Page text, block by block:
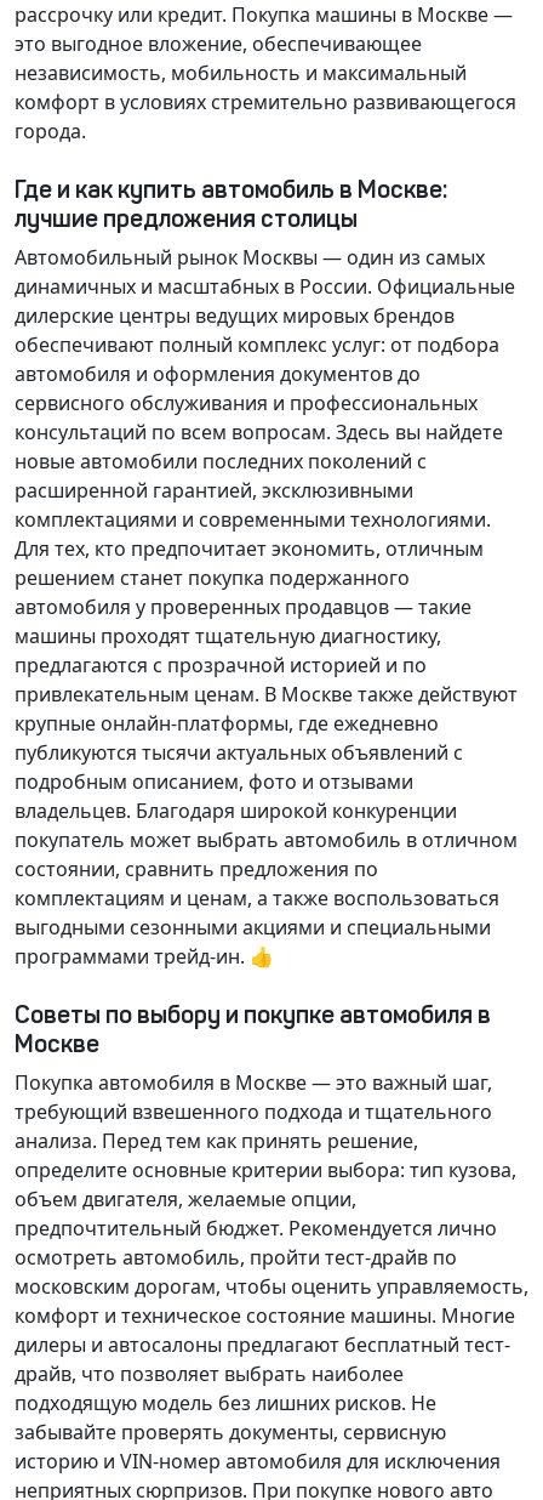
рассрочку или кредит. Покупка машины в Москве —
это выгодное вложение, обеспечивающее
независимость, мобильность и максимальный
комфорт в условиях стремительно развивающегося
города.
Где и как купить автомобиль в Москве:
лучшие предложения столицы
Автомобильный рынок Москвы — один из самых
динамичных и масштабных в России. Официальные
дилерские центры ведущих мировых брендов
обеспечивают полный комплекс услуг: от подбора
автомобиля и оформления документов до
сервисного обслуживания и профессиональных
консультаций по всем вопросам. Здесь вы найдете
новые автомобили последних поколений с
расширенной гарантией, эксклюзивными
комплектациями и современными технологиями.
Для тех, кто предпочитает экономить, отличным
решением станет покупка подержанного
автомобиля у проверенных продавцов — такие
машины проходят тщательную диагностику,
предлагаются с прозрачной историей и по
привлекательным ценам. В Москве также действуют
крупные онлайн-платформы, где ежедневно
публикуются тысячи актуальных объявлений с
подробным описанием, фото и отзывами
владельцев. Благодаря широкой конкуренции
покупатель может выбрать автомобиль в отличном
состоянии, сравнить предложения по
комплектациям и ценам, а также воспользоваться
выгодными сезонными акциями и специальными
программами трейд-ин. 👍
Советы по выбору и покупке автомобиля в
Москве
Покупка автомобиля в Москве — это важный шаг,
требующий взвешенного подхода и тщательного
анализа. Перед тем как принять решение,
определите основные критерии выбора: тип кузова,
объем двигателя, желаемые опции,
предпочтительный бюджет. Рекомендуется лично
осмотреть автомобиль, пройти тест-драйв по
московским дорогам, чтобы оценить управляемость,
комфорт и техническое состояние машины. Многие
дилеры и автосалоны предлагают бесплатный тест-
драйв, что позволяет выбрать наиболее
подходящую модель без лишних рисков. Не
забывайте проверять документы, сервисную
историю и VIN-номер автомобиля для исключения
неприятных сюрпризов. При покупке нового авто